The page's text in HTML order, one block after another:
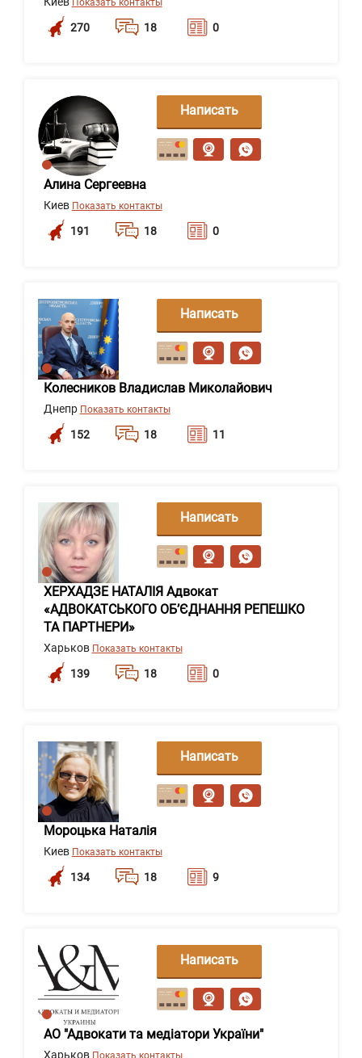
Показать контакты
270 18 0
Алина Сергеевна
Киев Показать контакты
191 18 0
Написать
сообщение
Колесников Владислав Миколайович
Днепр Показать контакты
152 18 11
Написать
сообщение
ХЕРХАДЗЕ НАТАЛІЯ Адвокат
«АДВОКАТСЬКОГО ОБ’ЄДНАННЯ РЕПЕШКО
ТА ПАРТНЕРИ»
Харьков Показать контакты
139 18 0
Написать
сообщение
Мороцька Наталія
Киев Показать контакты
134 18 9
Написать
сообщение
АО "Адвокати та медіатори України"
Харьков Показать контакты
Написать
сообщение